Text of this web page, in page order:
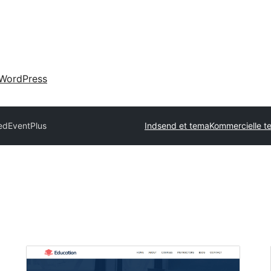
EventPlus Indsend et temaKommercielle